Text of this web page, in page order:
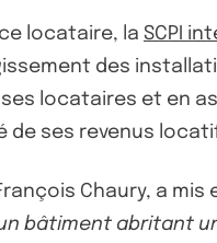
locataire, la SCPI
des
locataires et en
de ses revenus
Chaury, a
bâtiment abritant